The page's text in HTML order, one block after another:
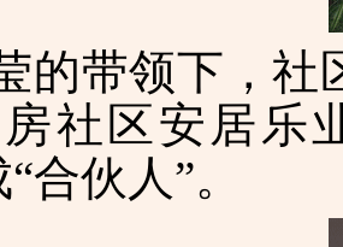
的带领下，社
社区安居乐
合伙人”。